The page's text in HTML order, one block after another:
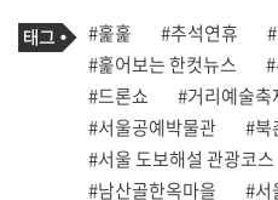
기
사
관
련
태
그
태
그
#훑훑 #추석연휴
#훑어보는 한컷뉴스
#드론쇼
#거리예술축
#서울공예박물관
#북
#서울 도보해설 관광코스
#남산골한옥마을
#서